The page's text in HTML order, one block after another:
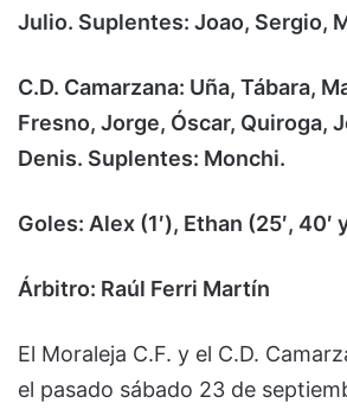
Julio. Suplentes: Joao, Sergio,
C.D. Camarzana: Uña, Tábara,
Fresno, Jorge, Óscar, Quiroga,
Denis. Suplentes: Monchi.
Goles: Alex (1′), Ethan (25′, 40′
Árbitro: Raúl Ferri Martín
El Moraleja C.F. y el C.D.
el pasado sábado 23 de